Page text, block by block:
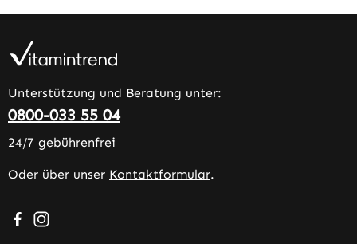
Unterstützung und Beratung unter:
0800-033 55 04
24/7 gebührenfrei
Oder über unser Kontaktformular.
Besuche uns auf Facebook – öffnet in neuem Tab
Schau auf Instagram vorbei – öffnet in neuem Tab